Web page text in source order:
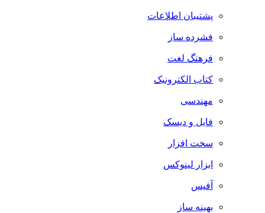
پشتیبان اطلاعات
فشرده ساز
فرهنگ لغت
کتاب الکترونیک
مهندسی
فایل و دیسک
سخت افزار
ابزار لینوکس
آفیس
بهینه ساز